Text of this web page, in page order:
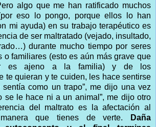
algo que me han ratificado muchos
eso lo pongo, porque ellos lo han
mi ayuda) en su trabajo terapéutico es
de ser maltratado (vejado, insultado,
durante mucho tiempo por seres
o familiares (esto es aún más grave que
es ajeno a la familia) y de los
te quieran y te cuiden, les hace sentirse
sentía como un trapo”, me dijo una vez
se le hace ni a un animal”, me dijo otro
del maltrato es la afectación al
que tienes de verte. Daña